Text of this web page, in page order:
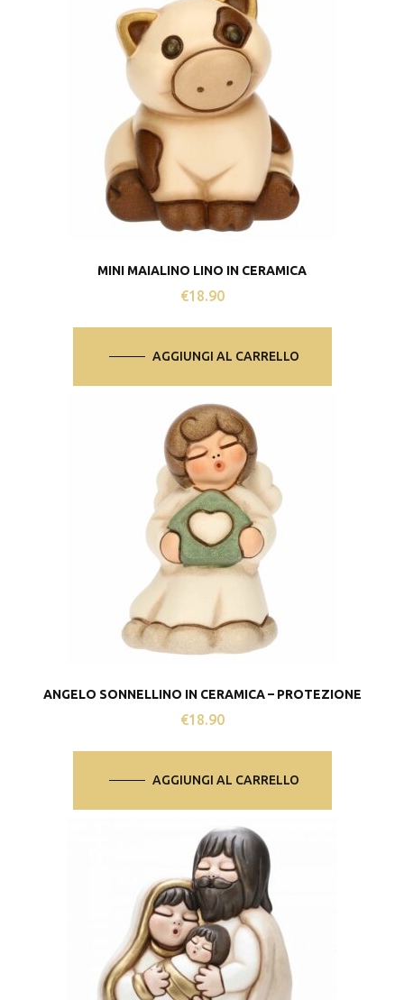
MINI MAIALINO LINO IN CERAMICA
€18.90
AGGIUNGI AL CARRELLO
ANGELO SONNELLINO IN CERAMICA – PROTEZIONE
€18.90
AGGIUNGI AL CARRELLO